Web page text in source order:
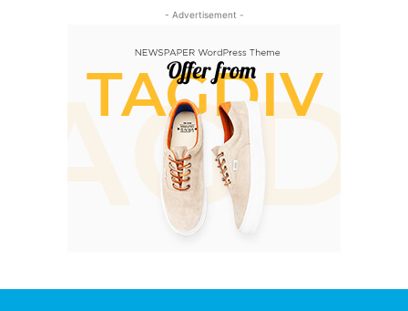
- Advertisement -